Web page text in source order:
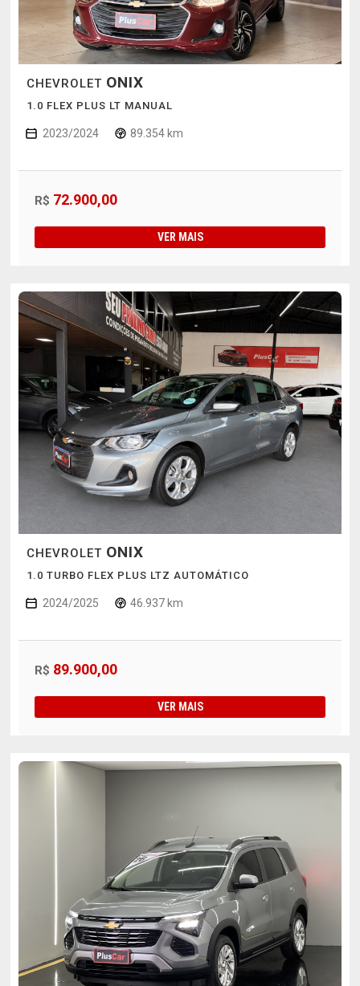
CHEVROLET ONIX
1.0 FLEX PLUS LT MANUAL
2023/2024 89.354 km
R$ 72.900,00
VER MAIS
CHEVROLET ONIX
1.0 TURBO FLEX PLUS LTZ AUTOMÁTICO
2024/2025 46.937 km
R$ 89.900,00
VER MAIS